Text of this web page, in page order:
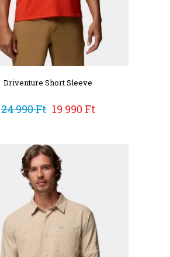
Driventure Short Sleeve
24 990 Ft 19 990 Ft